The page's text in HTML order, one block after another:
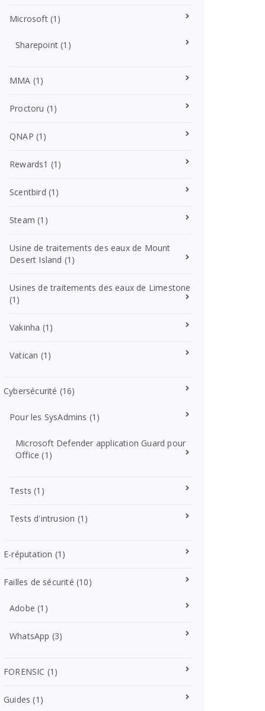
Microsoft(1)
Sharepoint (1)
MMA (1)
Proctoru (1)
QNAP (1)
Rewards1 (1)
Scentbird (1)
Steam (1)
Usine de traitements des eaux de Mount
Desert Island (1)
Usines de traitements des eaux de Limestone
(1)
Vakinha (1)
Vatican (1)
Cybersécurité (16)
Pour les SysAdmins (1)
Microsoft Defender application Guard pour
Office (1)
Tests (1)
Tests d'intrusion (1)
E-réputation (1)
Failles de sécurité (10)
Adobe (1)
WhatsApp (3)
FORENSIC (1)
Guides (1)